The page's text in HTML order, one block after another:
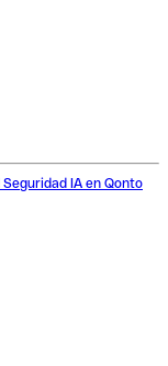
Seguridad IA en Qonto